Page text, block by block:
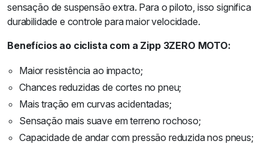
sensação de suspensão extra. Para o piloto, isso significa
durabilidade e controle para maior velocidade.
Benefícios ao ciclista com a Zipp 3ZERO MOTO:
Maior resistência ao impacto;
Chances reduzidas de cortes no pneu;
Mais tração em curvas acidentadas;
Sensação mais suave em terreno rochoso;
Capacidade de andar com pressão reduzida nos pneus;